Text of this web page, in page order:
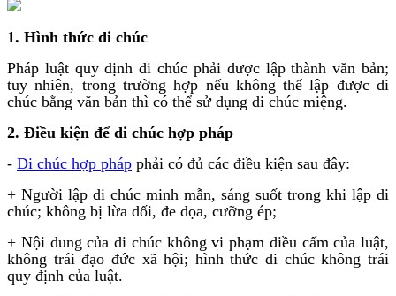
1. Hình thức di chúc
Pháp luật quy định di chúc phải được lập thành văn bản;
tuy nhiên, trong trường hợp nếu không thể lập được di
chúc bằng văn bản thì có thể sử dụng di chúc miệng.
2. Điều kiện để di chúc hợp pháp
- Di chúc hợp pháp phải có đủ các điều kiện sau đây:
+ Người lập di chúc minh mẫn, sáng suốt trong khi lập di
chúc; không bị lừa dối, đe dọa, cưỡng ép;
+ Nội dung của di chúc không vi phạm điều cấm của luật,
không trái đạo đức xã hội; hình thức di chúc không trái
quy định của luật.